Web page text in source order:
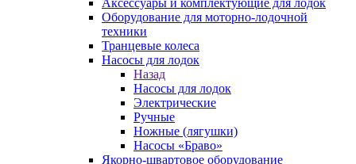
Аксессуары и комплектующие для лодок
Оборудование для моторно-лодочной
техники
Транцевые колеса
Насосы для лодок
Назад
Насосы для лодок
Электрические
Ручные
Ножные (лягушки)
Насосы «Браво»
Якорно-швартовое оборудование